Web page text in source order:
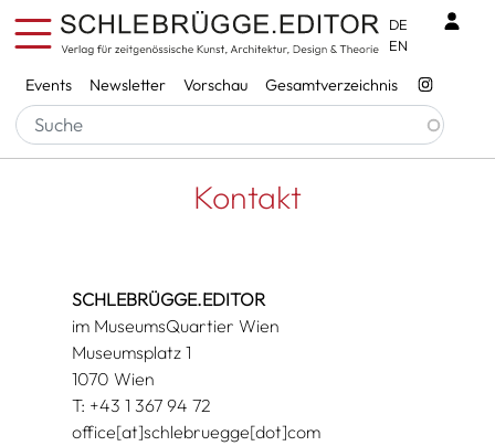
Direkt zum Inhalt
Services
Events Newsletter Vorschau Gesamtverzeichnis
DE
EN
Pfadnavigation
Startseite Kontakt
Kontakt
SCHLEBRÜGGE.EDITOR
im MuseumsQuartier Wien
Museumsplatz 1
1070 Wien
T: +43 1 367 94 72
office[at]schlebruegge[dot]com